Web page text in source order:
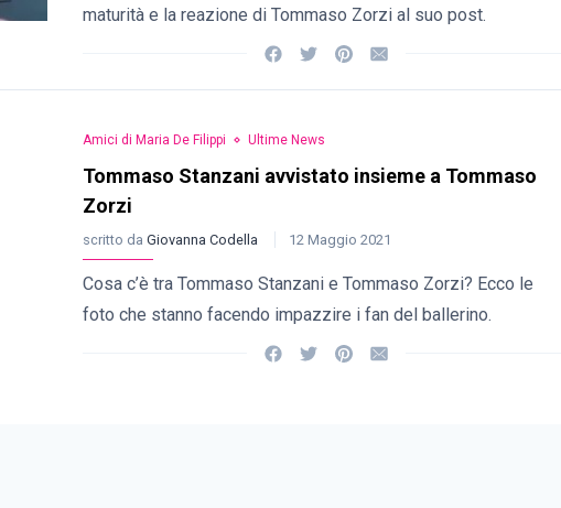
maturità e la reazione di Tommaso Zorzi al suo post.
Amici di Maria De Filippi Ultime News
Tommaso Stanzani avvistato insieme a Tommaso
Zorzi
scritto da Giovanna Codella 12 Maggio 2021
Cosa c’è tra Tommaso Stanzani e Tommaso Zorzi? Ecco le
foto che stanno facendo impazzire i fan del ballerino.